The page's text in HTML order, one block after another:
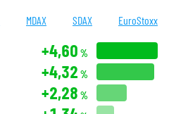
MDAX SDAX EuroStoxx
+4,60 %
+4,32 %
+2,28 %